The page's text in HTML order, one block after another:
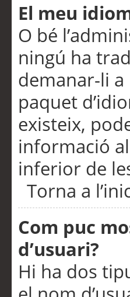
El meu
O bé
ningú ha
demanar-li
paquet
existeix,
informació
inferior de
Torna a
Com puc
d’usuari?
Hi ha dos